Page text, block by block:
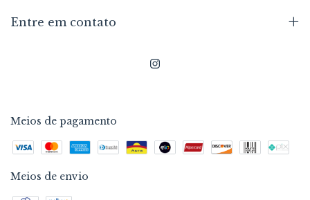
Entre em contato
Meios de pagamento
Meios de envio